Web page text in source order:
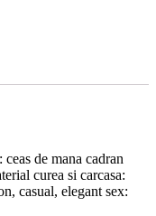
de mana cadran
curea si carcasa:
casual, elegant sex: